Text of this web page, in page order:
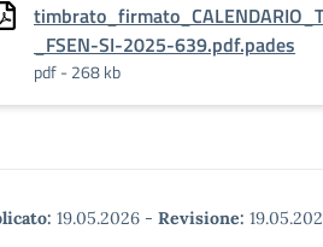
_FSEN-SI-2025-639.pdf.pades
pdf - 268 kb
19.05.2026 - Revisione: